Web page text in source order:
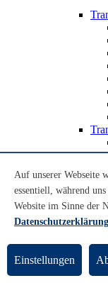
Auf unserer Webseite
essentiell, während
Website im Sinne der
Datenschutzerklärung
Einstellungen